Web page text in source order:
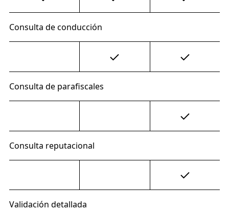
Consulta de conducción
Consulta de parafiscales
Consulta reputacional
Validación detallada